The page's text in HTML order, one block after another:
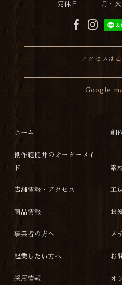
定休日
月・
アクセスは
Google
ホーム 創
創作鞄槌井のオーダーメイ
ド
素
店舗情報・アクセス 工
商品情報 お
事業者の方へ メ
起業したい方へ お
採用情報 オ